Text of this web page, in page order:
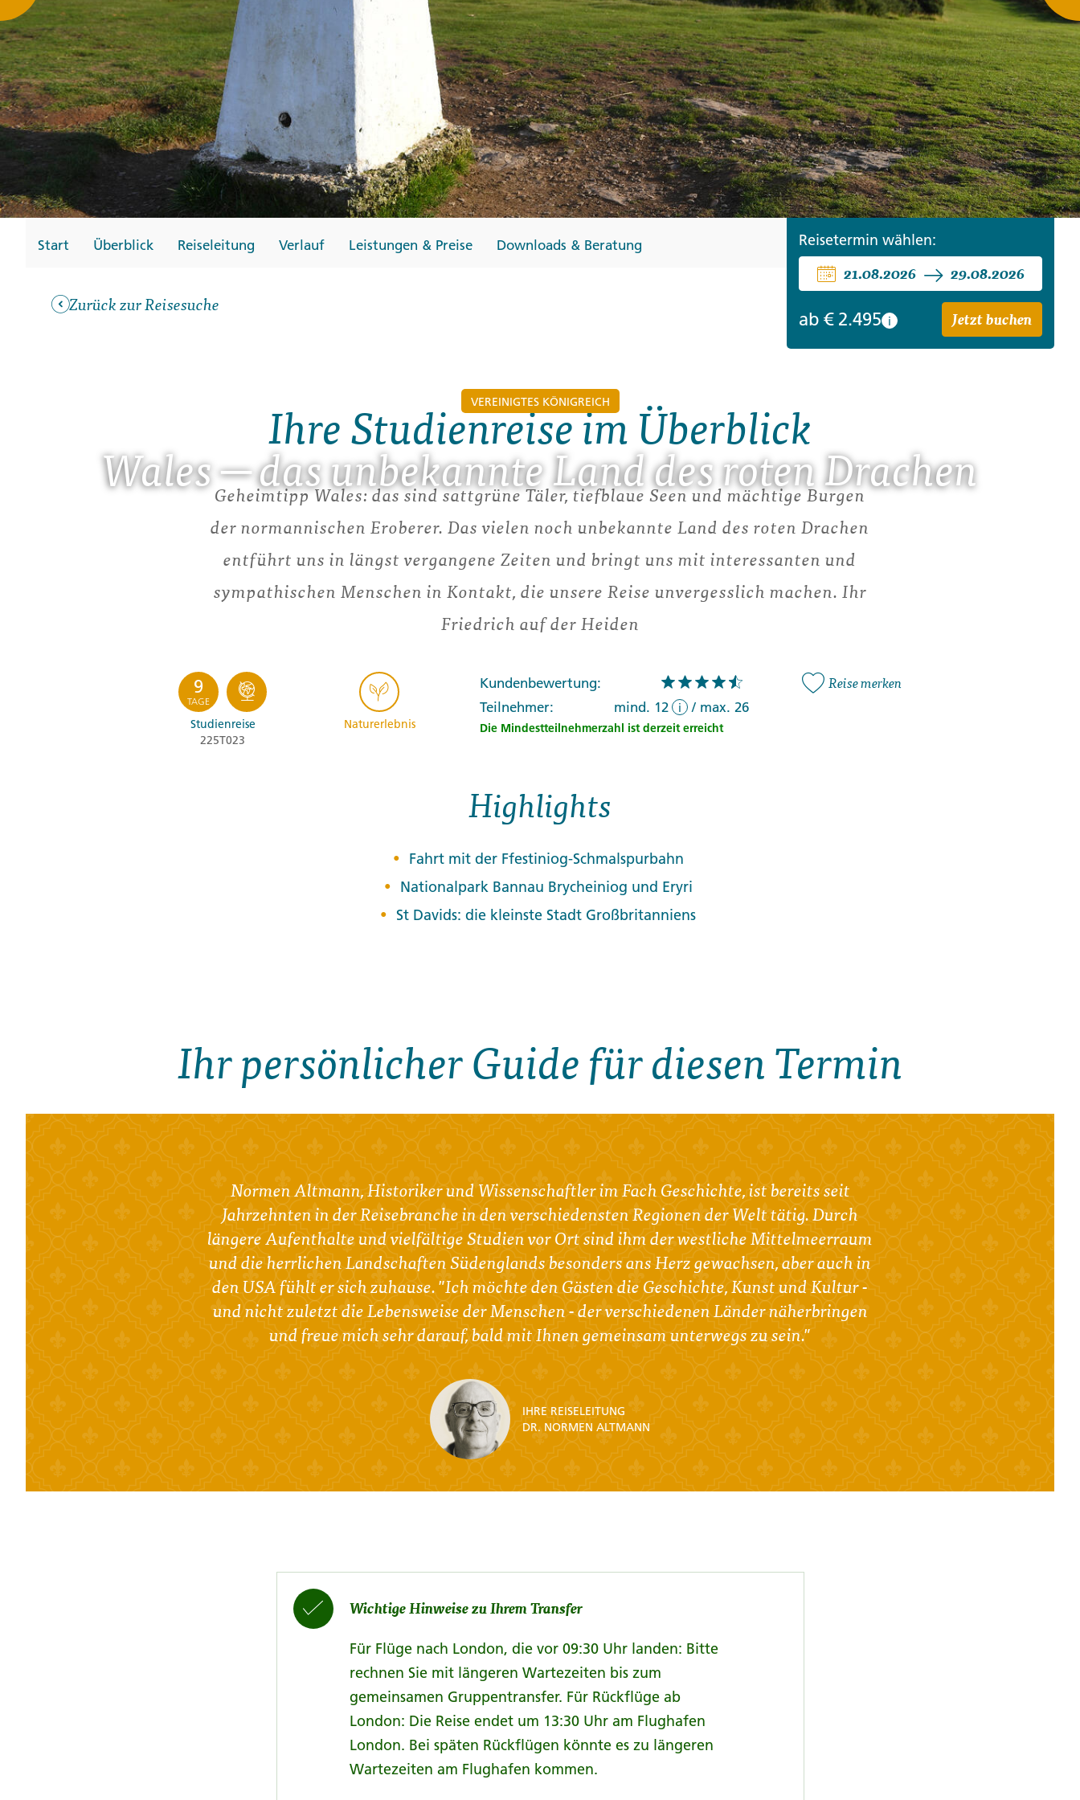
Finnland
Montenegro
Zypern
→ Beratung+49 (0) 431 5446-0 Reisefinder öffnen
Gutscheine
Messen und Veranstaltungen
Notfallteam und
Krisenmanagement
→ Beratung+49 (0) 431 5446-0 Reisefinder öffnen
Beratung+49 (0) 431 5446-0 Reisefinder öffnen
VEREINIGTES KÖNIGREICH
Wales ─ das unbekannte Land des roten Drachen
Start Überblick Reiseleitung Verlauf Leistungen & Preise Downloads & Beratung
Zurück zur Reisesuche
Reisetermin wählen:
21.08.2026 29.08.2026
ab € 2.495 i Jetzt buchen
Ihre Studienreise im Überblick
Geheimtipp Wales: das sind sattgrüne Täler, tiefblaue Seen und mächtige Burgen
der normannischen Eroberer. Das vielen noch unbekannte Land des roten Drachen
entführt uns in längst vergangene Zeiten und bringt uns mit interessanten und
sympathischen Menschen in Kontakt, die unsere Reise unvergesslich machen. Ihr
Friedrich auf der Heiden
9
TAGE
Studienreise
225T023
Naturerlebnis
Kundenbewertung:
Teilnehmer:
mind. 12 i / max. 26
Die Mindestteilnehmerzahl ist derzeit erreicht
Reise merken
Highlights
Fahrt mit der Ffestiniog-Schmalspurbahn
Nationalpark Bannau Brycheiniog und Eryri
St Davids: die kleinste Stadt Großbritanniens
Ihr persönlicher Guide für diesen Termin
Normen Altmann, Historiker und Wissenschaftler im Fach Geschichte, ist bereits seit
Jahrzehnten in der Reisebranche in den verschiedensten Regionen der Welt tätig. Durch
längere Aufenthalte und vielfältige Studien vor Ort sind ihm der westliche Mittelmeerraum
und die herrlichen Landschaften Südenglands besonders ans Herz gewachsen, aber auch in
den USA fühlt er sich zuhause. "Ich möchte den Gästen die Geschichte, Kunst und Kultur -
und nicht zuletzt die Lebensweise der Menschen - der verschiedenen Länder näherbringen
und freue mich sehr darauf, bald mit Ihnen gemeinsam unterwegs zu sein."
IHRE REISELEITUNG
DR. NORMEN ALTMANN
Wichtige Hinweise zu Ihrem Transfer
Für Flüge nach London, die vor 09:30 Uhr landen: Bitte
rechnen Sie mit längeren Wartezeiten bis zum
gemeinsamen Gruppentransfer. Für Rückflüge ab
London: Die Reise endet um 13:30 Uhr am Flughafen
London. Bei späten Rückflügen könnte es zu längeren
Wartezeiten am Flughafen kommen.